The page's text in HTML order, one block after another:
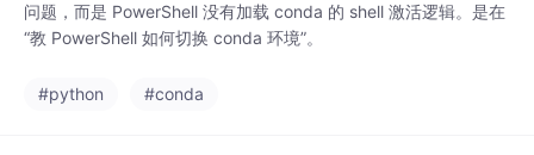
问题，而是 PowerShell 没有加载 conda 的 shell 激活逻辑。是在
“教 PowerShell 如何切换 conda 环境”。
#python #conda